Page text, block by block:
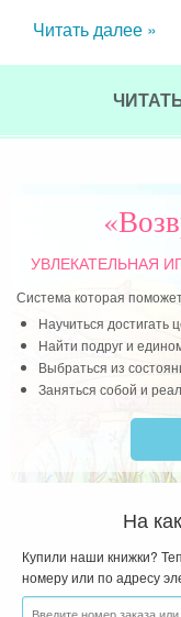
и
Читать далее »
УВЛЕКАТЕЛЬНАЯ
Система которая
Научиться достигать
Найти подруг и
Выбраться из
Заняться собой и
На
Купили наши книжки?
номеру или по адресу